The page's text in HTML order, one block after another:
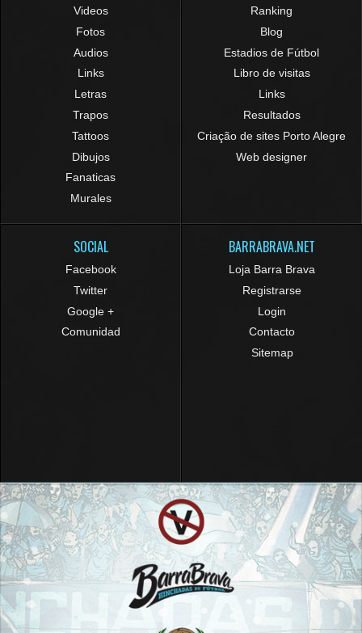
Videos
Fotos
Audios
Links
Letras
Trapos
Tattoos
Dibujos
Fanaticas
Murales
Ranking
Blog
Estadios de Fútbol
Libro de visitas
Links
Resultados
Criação de sites Porto Alegre
Web designer
SOCIAL
Facebook
Twitter
Google +
Comunidad
BARRABRAVA.NET
Loja Barra Brava
Registrarse
Login
Contacto
Sitemap